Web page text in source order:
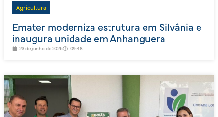
Agricultura
Emater moderniza estrutura em Silvânia e
inaugura unidade em Anhanguera
23 de junho de 2026 09:48